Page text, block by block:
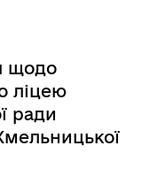
щодо
ліцею
ради